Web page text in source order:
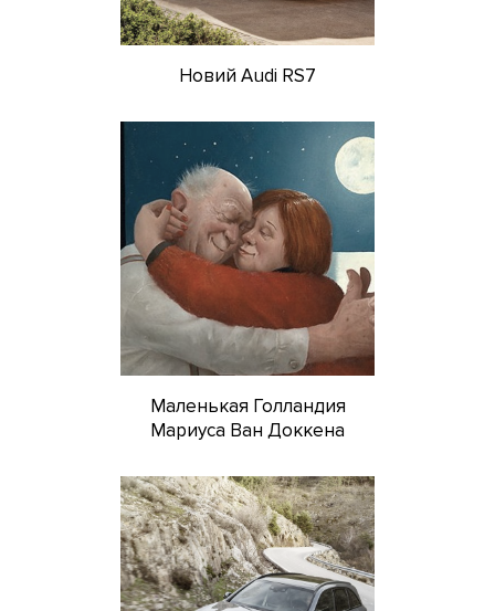
Новий Audi RS7
Маленькая Голландия
Мариуса Ван Доккена